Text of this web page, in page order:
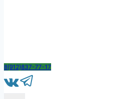
8(912)837-77-17